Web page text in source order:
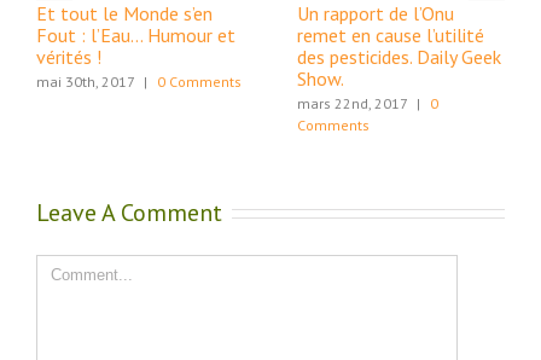
Et tout le Monde s’en
Fout : l’Eau… Humour et
vérités !
mai 30th, 2017 | 0 Comments
Un rapport de l’Onu
remet en cause l’utilité
des pesticides. Daily Geek
Show.
mars 22nd, 2017 |
0
Comments
Leave A Comment
Comment